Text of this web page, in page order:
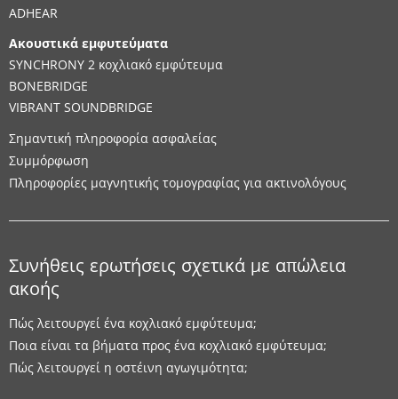
ADHEAR
Ακουστικά εμφυτεύματα
SYNCHRONY 2 κοχλιακό εμφύτευμα
BONEBRIDGE
VIBRANT SOUNDBRIDGE
Σημαντική πληροφορία ασφαλείας
Συμμόρφωση
Πληροφορίες μαγνητικής τομογραφίας για ακτινολόγους
Συνήθεις ερωτήσεις σχετικά με απώλεια
ακοής
Πώς λειτουργεί ένα κοχλιακό εμφύτευμα;
Ποια είναι τα βήματα προς ένα κοχλιακό εμφύτευμα;
Πώς λειτουργεί η οστέινη αγωγιμότητα;